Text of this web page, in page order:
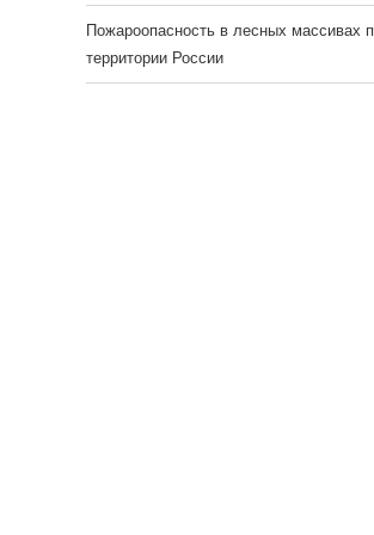
Пожароопасность в лесных массивах
территории России